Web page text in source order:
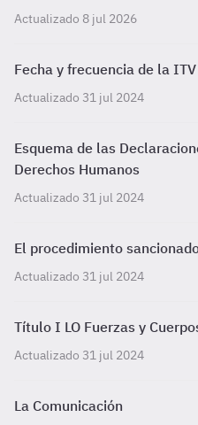
Actualizado 8 jul 2026
Fecha y frecuencia de la ITV
Actualizado 31 jul 2024
Esquema de las
Derechos Humanos
Actualizado 31 jul 2024
El procedimiento
Actualizado 31 jul 2024
Título I LO Fuerzas y
Actualizado 31 jul 2024
La Comunicación